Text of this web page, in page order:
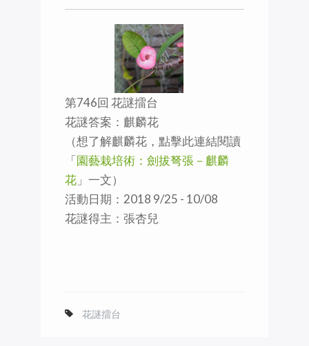
第746回 花謎擂台
花謎答案：麒麟花
（想了解麒麟花，點擊此連結閱讀
「園藝栽培術：劍拔弩張－麒麟
花 」一文）
活動日期：2018 9/25 - 10/08
花謎得主：張杏兒
花謎擂台